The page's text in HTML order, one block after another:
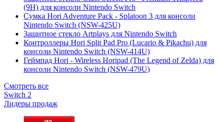
(9H) для консоли Nintendo Switch
Сумка Hori Adventure Pack - Splatoon 3 для консоли
Nintendo Switch (NSW-425U)
Защитное стекло Artplays для Nintendo Switch
Контроллеры Hori Split Pad Pro (Lucario & Pikachu) для
консоли Nintendo Switch (NSW-414U)
Геймпад Hori - Wireless Horipad (The Legend of Zelda) для
консоли Nintendo Switch (NSW-479U)
Смотреть все
Switch 2
Лидеры продаж